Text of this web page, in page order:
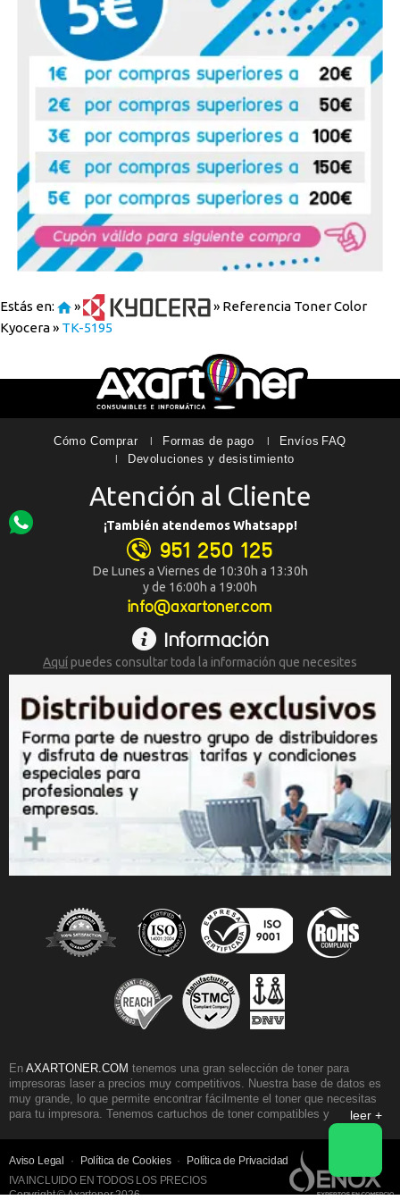
Estás en: » » Referencia Toner Color
Kyocera» TK-5195
Cómo Comprar Formas de pago Envíos FAQ
Devoluciones y desistimiento
Atención al Cliente
¡También atendemos Whatsapp!
951 250 125
De Lunes a Viernes de 10:30h a 13:30h
y de 16:00h a 19:00h
info@axartoner.com
Información
Aquípuedes consultar toda la información que necesites
En AXARTONER.COM tenemos una gran selección de toner para
impresoras laser a precios muy competitivos. Nuestra base de datos es
muy grande, lo que permite encontrar fácilmente el toner que necesitas
para tu impresora. Tenemos cartuchos de toner compatibles y originales
para casi todos los fabricantes de impresoras. Nuestra selección de toner
Brother y los toner Samsung. Otra gama de cartuchos muy reconocida
son los toner para impresoras Canon, también disponemos de amplio
stock de los toner Oki laser color y monocromo.
leer +
Aviso Legal · Política de Cookies ·
Política de Privacidad
IVA INCLUIDO EN TODOS LOS PRECIOS
Copyright © Axartoner 2026